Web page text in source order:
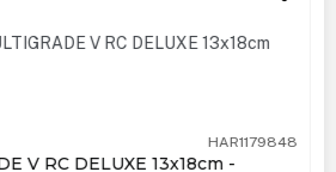
HAR1179848
V RC DELUXE 13x18cm -